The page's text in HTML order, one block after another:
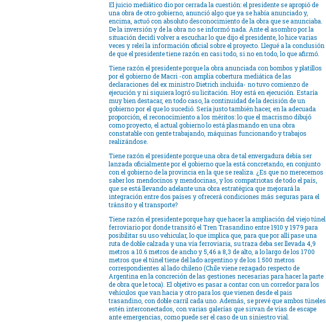
El juicio mediático dio por cerrada la cuestión: el presidente se apropió de
una obra de otro gobierno, anunció algo que ya se había anunciado y,
encima, actuó con absoluto desconocimiento de la obra que se anunciaba.
De la inversión y de la obra no se informó nada. Ante el asombro por la
situación decidí volver a escuchar lo que dijo el presidente, lo hice varias
veces y releí la información oficial sobre el proyecto. Llegué a la conclusión
de que el presidente tiene razón en casi todo, si no en todo, lo que afirmó.
Tiene razón el presidente porque la obra anunciada con bombos y platillos
por el gobierno de Macri -con amplia cobertura mediática de las
declaraciones del ex ministro Dietrich incluida- no tuvo comienzo de
ejecución y ni siquiera logró su licitación. Hoy está en ejecución. Estaría
muy bien destacar, en todo caso, la continuidad de la decisión de un
gobierno por el que lo sucedió. Sería justo también hacer, en la adecuada
proporción, el reconocimiento a los méritos: lo que el macrismo dibujó
como proyecto, el actual gobierno lo está plasmando en una obra
constatable con gente trabajando, máquinas funcionando y trabajos
realizándose.
Tiene razón el presidente porque una obra de tal envergadura debía ser
lanzada oficialmente por el gobierno que la está concretando, en conjunto
con el gobierno de la provincia en la que se realiza. ¿Es que no merecemos
saber los mendocinos y mendocinas, y los compatriotas de todo el país,
que se está llevando adelante una obra estratégica que mejorará la
integración entre dos países y ofrecerá condiciones más seguras para el
tránsito y el transporte?
Tiene razón el presidente porque hay que hacer la ampliación del viejo túnel
ferroviario por donde transitó el Tren Trasandino entre 1910 y 1979 para
posibilitar su uso vehicular, lo que implica que, para que por allí pase una
ruta de doble calzada y una vía ferroviaria, su traza deba ser llevada 4,9
metros a 10.6 metros de ancho y 5,46 a 8,3 de alto, a lo largo de los 1700
metros que el túnel tiene del lado argentino y de los 1.500 metros
correspondientes al lado chileno (Chile viene rezagado respecto de
Argentina en la concreción de las gestiones necesarias para hacer la parte
de obra que le toca). El objetivo es pasar a contar con un corredor para los
vehículos que van hacia y otro para los que vienen desde el pais
trasandino, con doble carril cada uno. Además, se prevé que ambos túneles
estén interconectados, con varias galerías que sirvan de vías de escape
ante emergencias, como puede ser el caso de un siniestro vial.